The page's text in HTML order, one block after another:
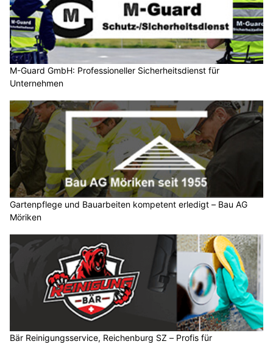
M-Guard GmbH: Professioneller Sicherheitsdienst für
Unternehmen
Gartenpflege und Bauarbeiten kompetent erledigt – Bau AG
Möriken
Bär Reinigungsservice, Reichenburg SZ – Profis für